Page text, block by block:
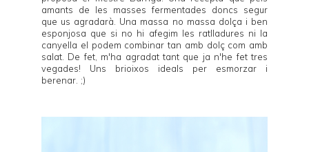
amants de les masses fermentades doncs segur
que us agradarà. Una massa no massa dolça i ben
esponjosa que si no hi afegim les ratlladures ni la
canyella el podem combinar tan amb dolç com amb
salat. De fet, m'ha agradat tant que ja n'he fet tres
vegades! Uns brioixos ideals per esmorzar i
berenar. ;)